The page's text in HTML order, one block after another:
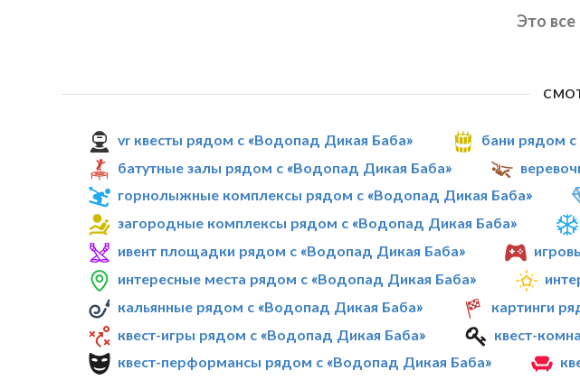
Это
vr квесты рядом с «Водопад Дикая Баба»
бани рядом
батутные залы рядом с «Водопад Дикая Баба»
горнолыжные комплексы рядом с «Водопад Дикая Баба»
загородные комплексы рядом с «Водопад Дикая Баба»
ивент площадки рядом с «Водопад Дикая Баба»
интересные места рядом с «Водопад Дикая Баба»
кальянные рядом с «Водопад Дикая Баба»
картинги
квест-игры рядом с «Водопад Дикая Баба»
квест-
квест-перформансы рядом с «Водопад Дикая Баба»